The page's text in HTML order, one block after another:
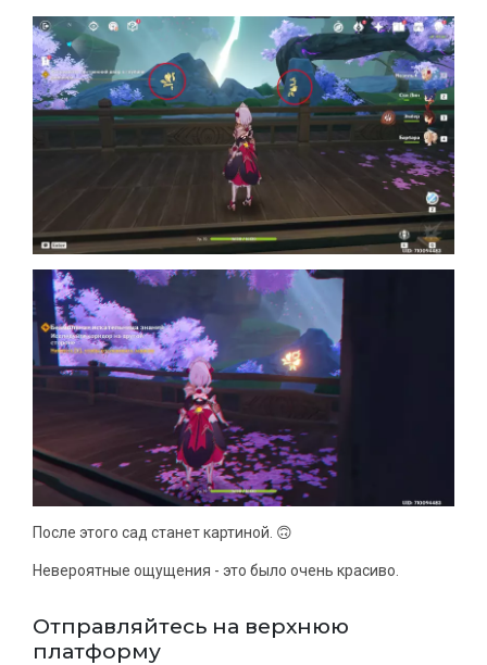
После этого сад станет картиной. 🙃
Невероятные ощущения - это было очень красиво.
Отправляйтесь на верхнюю
платформу